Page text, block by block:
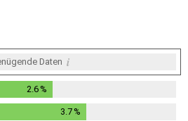
Daten i
2.6 %
3.7 %